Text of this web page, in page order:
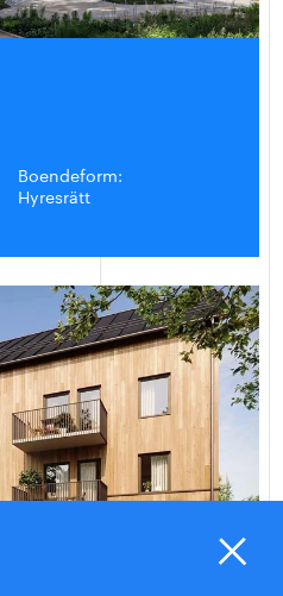
Boendeform:
Hyresrätt